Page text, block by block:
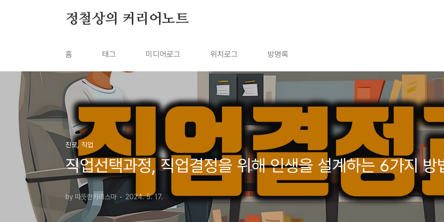
정철상의 커리어노트
홈 태그 미디어로그 위치로그 방명록
진로, 직업
직업선택과정, 직업결정을 위해 인생을 설계하는 6가지 방
by 따뜻한카리스마 2024. 5. 17.